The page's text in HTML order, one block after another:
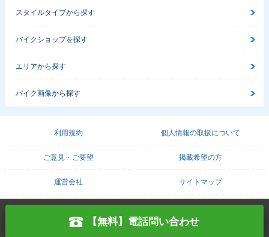
【無料】電話問い合わせ
スタイルタイプから探す
バイクショップを探す
エリアから探す
バイク画像から探す
利用規約 個人情報の取扱について
ご意見・ご要望 掲載希望の方
運営会社 サイトマップ
PROTO SOLUTION. ALL RIGHTS RESERVED.